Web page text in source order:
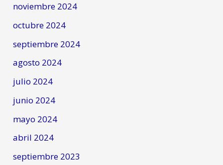
noviembre 2024
octubre 2024
septiembre 2024
agosto 2024
julio 2024
junio 2024
mayo 2024
abril 2024
septiembre 2023